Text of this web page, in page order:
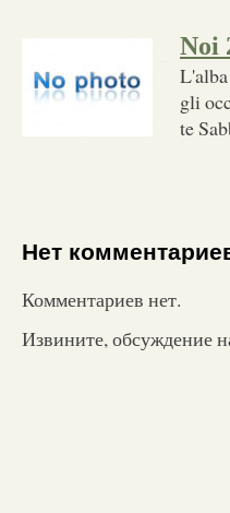
Noi
gli
te
Нет
Комментариев нет.
Извините, обсуждение